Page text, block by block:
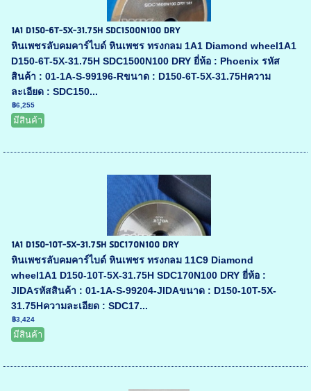
1A1 D150-6T-5X-31.75H SDC1500N100 DRY
หินเพชรลับคมคาร์ไบด์ หินเพชร ทรงกลม 1A1 Diamond wheel1A1
D150-6T-5X-31.75H SDC1500N100 DRY ยี่ห้อ : Phoenix รหัส
สินค้า : 01-1A-S-99196-Rขนาด : D150-6T-5X-31.75Hความ
ละเอียด : SDC150...
฿6,255
มีสินค้า
1A1 D150-10T-5X-31.75H SDC170N100 DRY
หินเพชรลับคมคาร์ไบด์ หินเพชร ทรงกลม 11C9 Diamond
wheel1A1 D150-10T-5X-31.75H SDC170N100 DRY ยี่ห้อ :
JIDAรหัสสินค้า : 01-1A-S-99204-JIDAขนาด : D150-10T-5X-
31.75Hความละเอียด : SDC17...
฿3,424
มีสินค้า